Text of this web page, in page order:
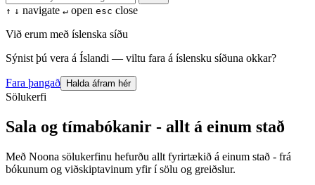
↑ ↓ navigate ↵ open esc close
Við erum með íslenska síðu
Sýnist þú vera á Íslandi — viltu fara á íslensku síðuna okkar?
Fara þangað Halda áfram hér
Sölukerfi
Sala og tímabókanir - allt á einum stað
Með Noona sölukerfinu hefurðu allt fyrirtækið á einum stað - frá
bókunum og viðskiptavinum yfir í sölu og greiðslur.